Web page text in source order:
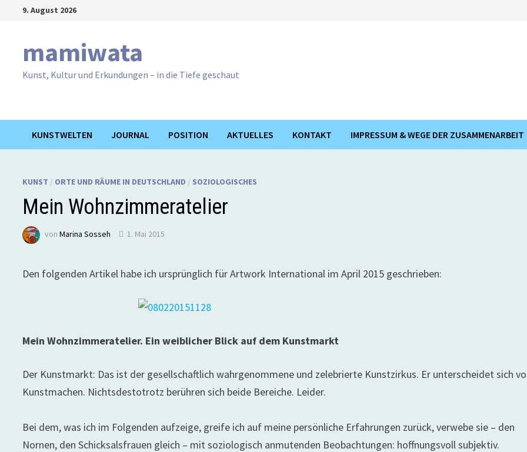
9. August 2026
mamiwata
Kunst, Kultur und Erkundungen – in die Tiefe geschaut
KUNSTWELTEN JOURNAL POSITION AKTUELLES KONTAKT IMPRESSUM & WEGE DER ZUSAMMENARBEIT
KUNST / ORTE UND RÄUME IN DEUTSCHLAND / SOZIOLOGISCHES
Mein Wohnzimmeratelier
vonMarina Sosseh 1. Mai 2015
Den folgenden Artikel habe ich ursprünglich für Artwork International im April 2015 geschrieben:
Mein Wohnzimmeratelier. Ein weiblicher Blick auf dem Kunstmarkt
Der Kunstmarkt: Das ist der gesellschaftlich wahrgenommene und zelebrierte Kunstzirkus. Er unterscheidet sich
Kunstmachen. Nichtsdestotrotz berühren sich beide Bereiche. Leider.
Bei dem, was ich im Folgenden aufzeige, greife ich auf meine persönliche Erfahrungen zurück, verwebe sie – den
Nornen, den Schicksalsfrauen gleich – mit soziologisch anmutenden Beobachtungen: hoffnungsvoll subjektiv.